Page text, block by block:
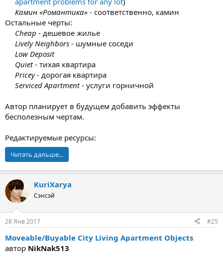
Камин «Романтика» - соответственно, камин​
Остальные черты:
Cheap - дешевое жилье
Lively Neighbors - шумные соседи
Low Deposit
Quiet- тихая квартира
Pricey- дорогая квартира
Serviced Apartment- услуги горничной​
Автор планирует в будущем добавить эффекты
бесполезным чертам.
Редактируемые ресурсы:
Читать дальше...
KuriXarya
Сэнсэй
28 Янв 2017 #25
Moveable/Buyable City Living Apartment Objects
автор NikNak513